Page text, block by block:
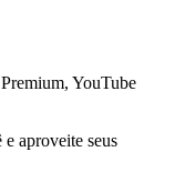
YouTube
aproveite seus